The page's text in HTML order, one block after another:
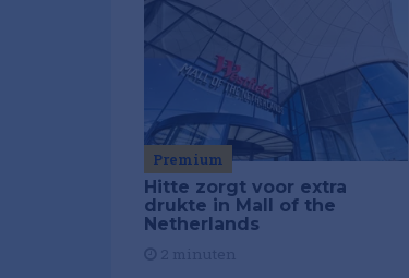
Premium
Hitte zorgt voor extra
drukte in Mall of the
Netherlands